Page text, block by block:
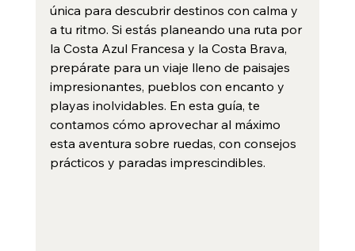
única para descubrir destinos con calma y
a tu ritmo. Si estás planeando una ruta por
la Costa Azul Francesa y la Costa Brava,
prepárate para un viaje lleno de paisajes
impresionantes, pueblos con encanto y
playas inolvidables. En esta guía, te
contamos cómo aprovechar al máximo
esta aventura sobre ruedas, con consejos
prácticos y paradas imprescindibles.